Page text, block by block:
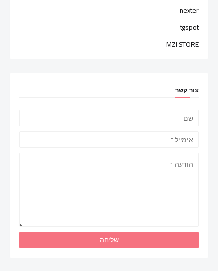
nexter
tgspot
MZI STORE
צור קשר